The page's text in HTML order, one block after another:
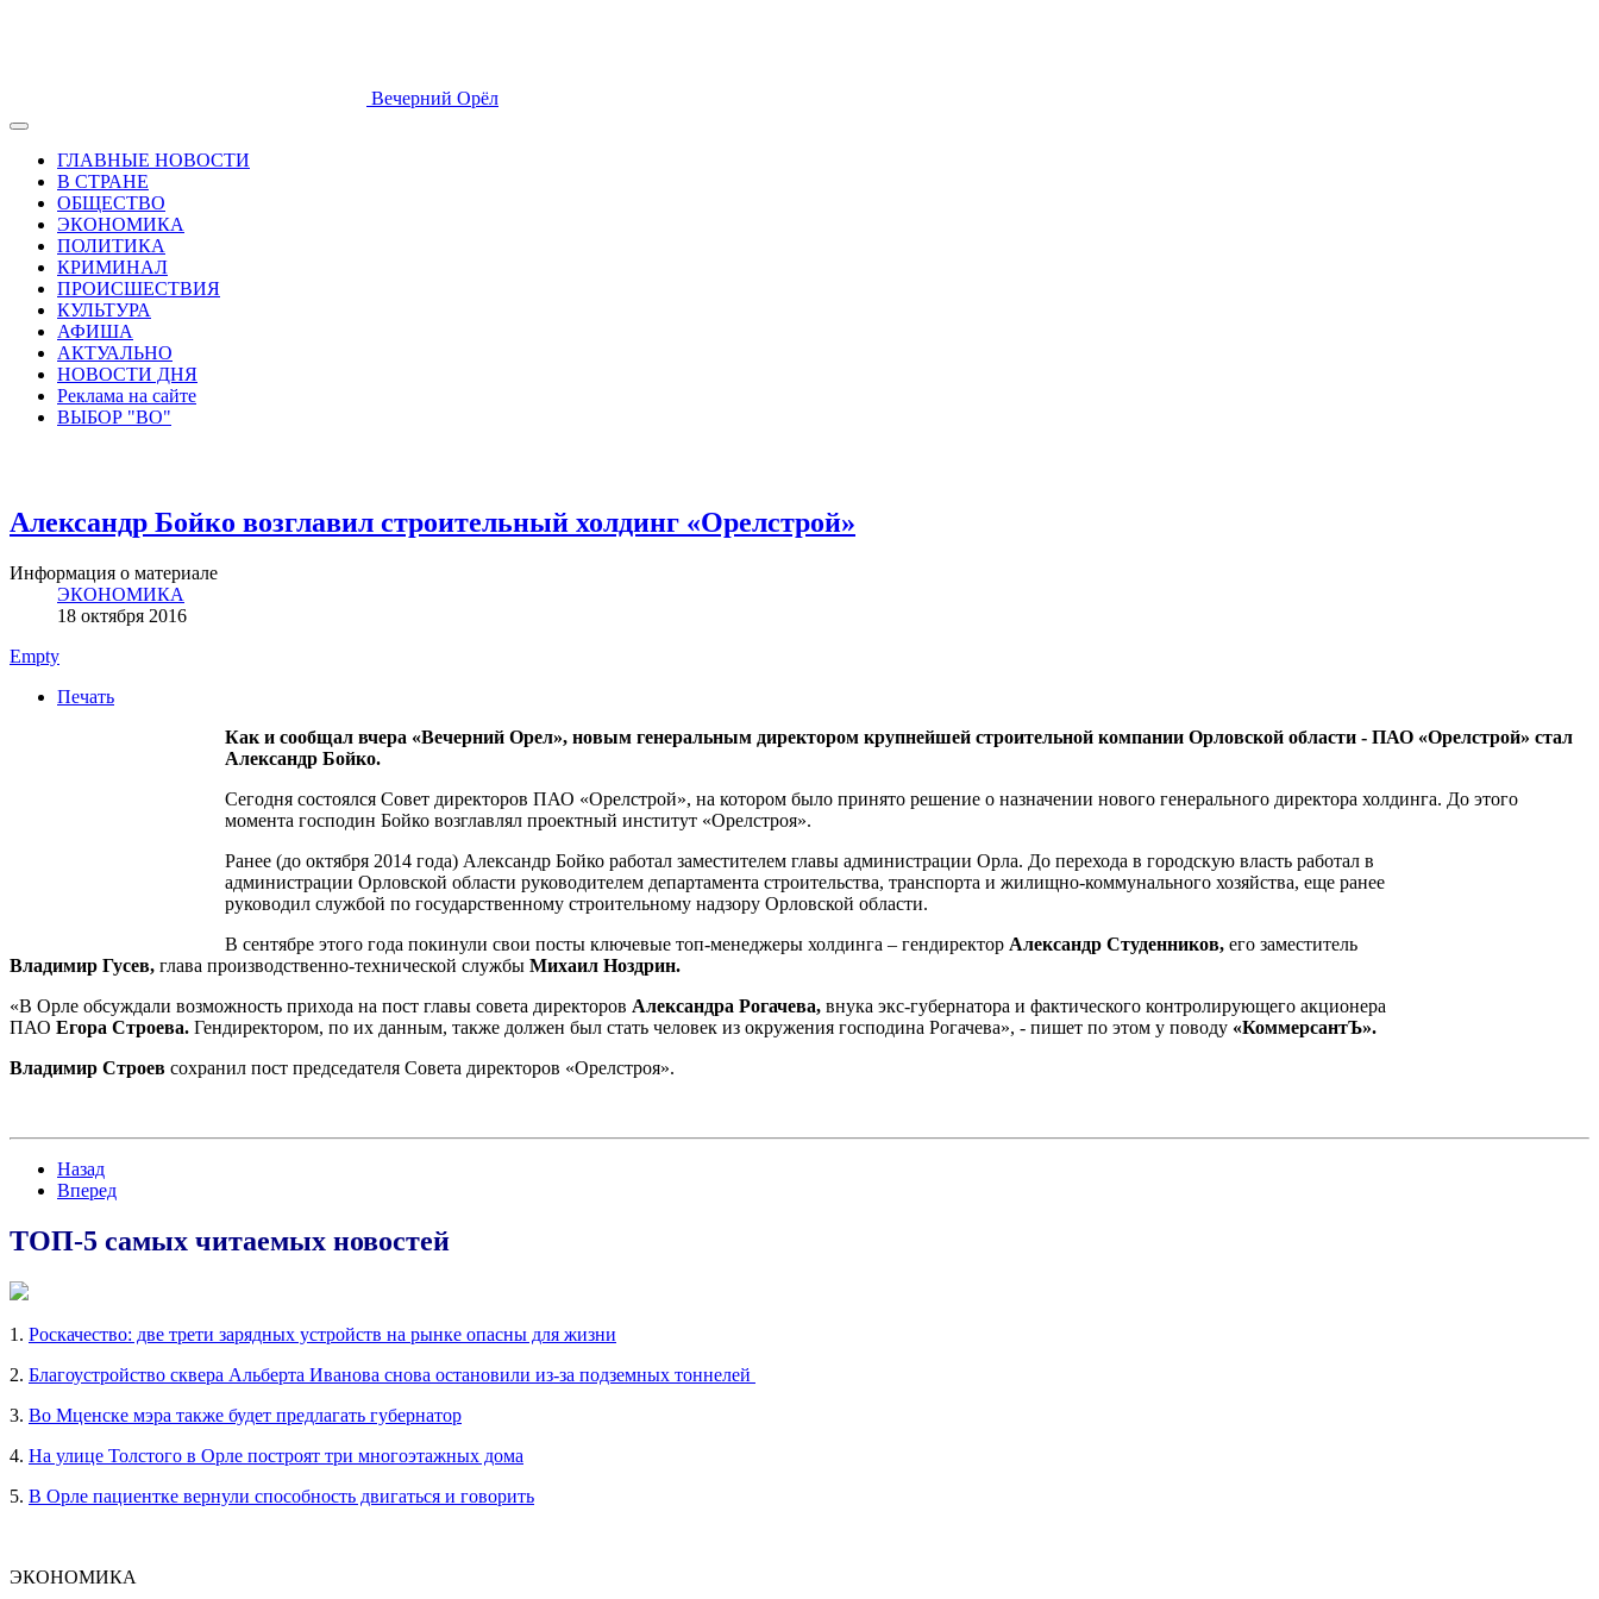
Вечерний Орёл
ГЛАВНЫЕ НОВОСТИ
В СТРАНЕ
ОБЩЕСТВО
ЭКОНОМИКА
ПОЛИТИКА
КРИМИНАЛ
ПРОИСШЕСТВИЯ
КУЛЬТУРА
АФИША
АКТУАЛЬНО
НОВОСТИ ДНЯ
Реклама на сайте
ВЫБОР "ВО"
Александр Бойко возглавил строительный холдинг «Орелстрой»
Информация о материале
ЭКОНОМИКА
18 октября 2016
Empty
Печать
Как и сообщал вчера «Вечерний Орел», новым генеральным директором крупнейшей строительной компании Орловской области - ПАО «Орелстрой» стал
Александр Бойко.
Сегодня состоялся Совет директоров ПАО «Орелстрой», на котором было принято решение о назначении нового генерального директора холдинга. До этого
момента господин Бойко возглавлял проектный институт «Орелстроя».
Ранее (до октября 2014 года) Александр Бойко работал заместителем главы администрации Орла. До перехода в городскую власть работал в
администрации Орловской области руководителем департамента строительства, транспорта и жилищно-коммунального хозяйства, еще ранее
руководил службой по государственному строительному надзору Орловской области.
В сентябре этого года покинули свои посты ключевые топ-менеджеры холдинга – гендиректор Александр Студенников, его заместитель
Владимир Гусев, глава производственно-технической службы Михаил Ноздрин.
«В Орле обсуждали возможность прихода на пост главы совета директоров Александра Рогачева, внука экс-губернатора и фактического контролирующего акционера
ПАО Егора Строева. Гендиректором, по их данным, также должен был стать человек из окружения господина Рогачева», - пишет по этом у поводу «КоммерсантЪ».
Владимир Строев сохранил пост председателя Совета директоров «Орелстроя».
Назад
Вперед
ТОП-5 самых читаемых новостей
1. Роскачество: две трети зарядных устройств на рынке опасны для жизни
2. Благоустройство сквера Альберта Иванова снова остановили из-за подземных тоннелей
3. Во Мценске мэра также будет предлагать губернатор
4. На улице Толстого в Орле построят три многоэтажных дома
5. В Орле пациентке вернули способность двигаться и говорить
ЭКОНОМИКА